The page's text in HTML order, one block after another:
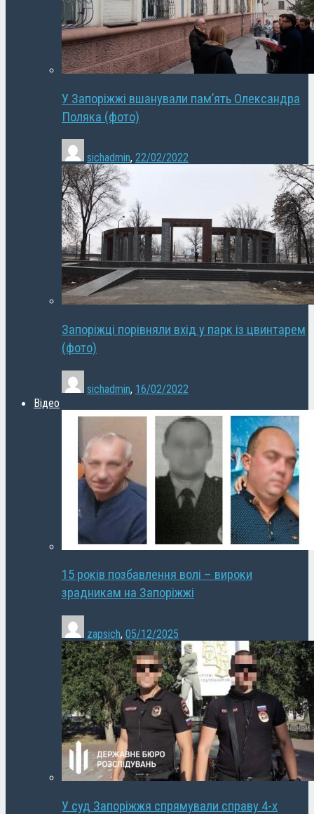
У Запоріжжі вшанували пам’ять Олександра
Поляка (фото)
sichadmin, 22/02/2022
Запоріжці порівняли вхід у парк із цвинтарем
(фото)
sichadmin, 16/02/2022
Відео
15 років позбавлення волі – вироки
зрадникам на Запоріжжі
zapsich, 05/12/2025
У суд Запоріжжя спрямували справу 4-х